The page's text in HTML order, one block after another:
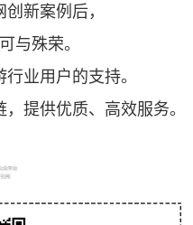
新案例后，
与殊荣。
业用户的支持。
提供优质、高效服务。